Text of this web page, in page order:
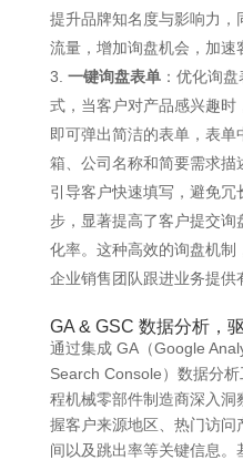
提升品牌知名度与影响力，
流量，增加询盘机会，加速
一键询盘表单：优化询盘
式，当客户对产品感兴趣时
即可弹出简洁的表单，表
箱、公司名称和简要需求
引导客户快速填写，避免
步，显著提高了客户提交
化率。这种高效的询盘机制
企业销售团队跟进业务提供
GA & GSC 数据分析，
通过集成 GA（Google
Search Console）数据分
程机械零部件制造商深入
握客户来源地区、热门访
间以及跳出率等关键信息。